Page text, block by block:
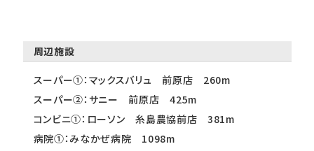
周辺施設
スーパー①：マックスバリュ 前原店 260m
スーパー②：サニー 前原店 425m
コンビニ①：ローソン 糸島農協前店 381m
病院①：みなかぜ病院 1098m